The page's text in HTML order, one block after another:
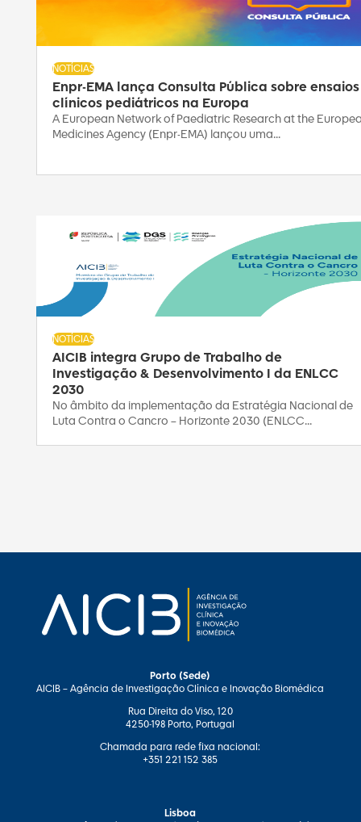
Enpr-EMA lança Consulta Pública sobre ensaios
clínicos pediátricos na Europa
NOTÍCIAS
A European Network of Paediatric Research at the
Medicines Agency (Enpr-EMA) lançou uma...
AICIB integra Grupo de Trabalho de
Investigação & Desenvolvimento I da ENLCC
2030
NOTÍCIAS
No âmbito da implementação da Estratégia Nacional de
Luta Contra o Cancro – Horizonte 2030 (ENLCC...
Porto (Sede)
AICIB – Agência de Investigação Clínica e Inovação Biomédica
Rua Direita do Viso, 120
4250-198 Porto, Portugal
Chamada para rede fixa nacional:
+351 221 152 385
Lisboa